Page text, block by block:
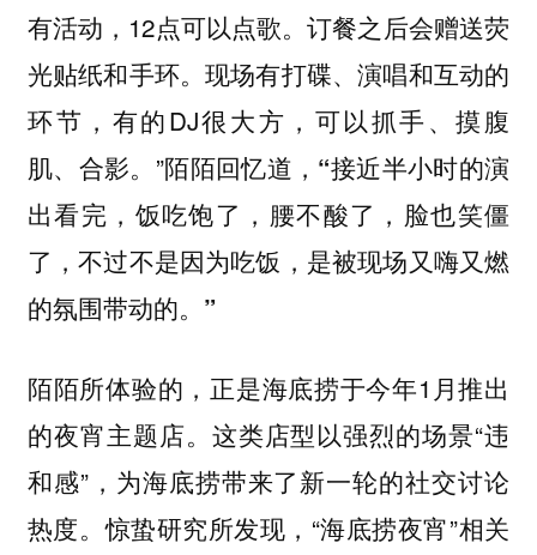
有活动，12点可以点歌。订餐之后会赠送荧
光贴纸和手环。现场有打碟、演唱和互动的
环节，有的DJ很大方，可以抓手、摸腹
肌、合影。”陌陌回忆道， “接近半小时的演
出看完，饭吃饱了，腰不酸了，脸也笑僵
了，不过不是因为吃饭，是被现场又嗨又燃
的氛围带动的。”
陌陌所体验的，正是海底捞于今年1月推出
的夜宵主题店。这类店型以强烈的场景“违
和感”，为海底捞带来了新一轮的社交讨论
热度。惊蛰研究所发现，“海底捞夜宵”相关